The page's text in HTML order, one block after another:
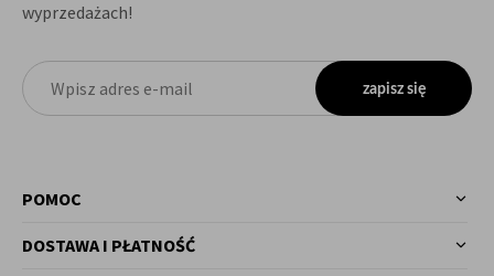
wyprzedażach!
zapisz się
POMOC
DOSTAWA I PŁATNOŚĆ